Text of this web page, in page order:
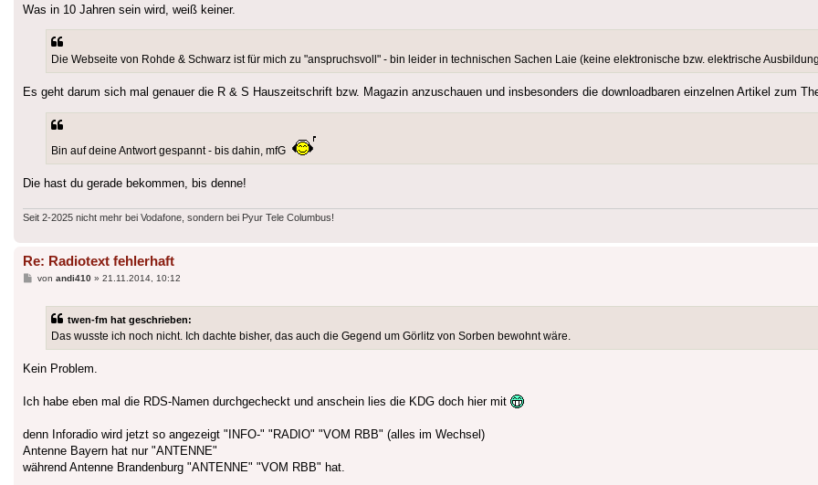
Was in 10 Jahren sein wird, weiß keiner.
Die Webseite von Rohde & Schwarz ist für mich zu "anspruchsvoll" - bin leider in technischen Sachen Laie (keine elektronische bzw. elektrische
Es geht darum sich mal genauer die R & S Hauszeitschrift bzw. Magazin anzuschauen und insbesonders die downloadbaren einzelnen Artikel zum
Bin auf deine Antwort gespannt - bis dahin, mfG
Die hast du gerade bekommen, bis denne!
Seit 2-2025 nicht mehr bei Vodafone, sondern bei Pyur Tele Columbus!
Re: Radiotext fehlerhaft
Beitrag
von andi410» 21.11.2014, 10:12
twen-fm hat geschrieben:
Das wusste ich noch nicht. Ich dachte bisher, das auch die Gegend um Görlitz von Sorben bewohnt wäre.
Kein Problem.
Ich habe eben mal die RDS-Namen durchgecheckt und anschein lies die KDG doch hier mit
denn Inforadio wird jetzt so angezeigt "INFO-" "RADIO" "VOM RBB" (alles im Wechsel)
Antenne Bayern hat nur "ANTENNE"
während Antenne Brandenburg "ANTENNE" "VOM RBB" hat.